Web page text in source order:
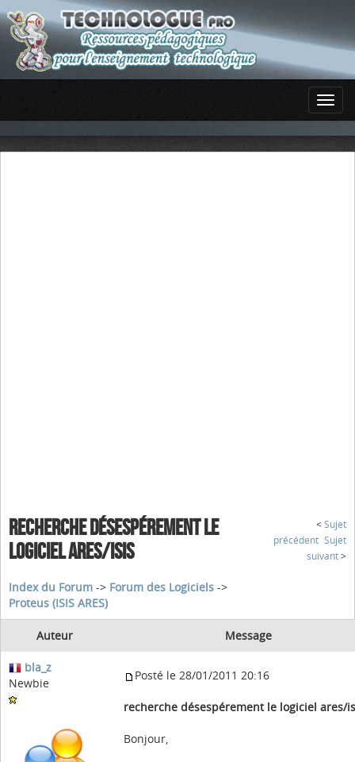
RECHERCHE DÉSESPÉREMENT LE
LOGICIEL ARES/ISIS
< Sujet
précédent Sujet
suivant >
Index du Forum -> Forum des Logiciels ->
Proteus (ISIS ARES)
Auteur Message
bla_z
Newbie
Posté le 28/01/2011 20:16
recherche désespérement le logiciel ares/
Bonjour,